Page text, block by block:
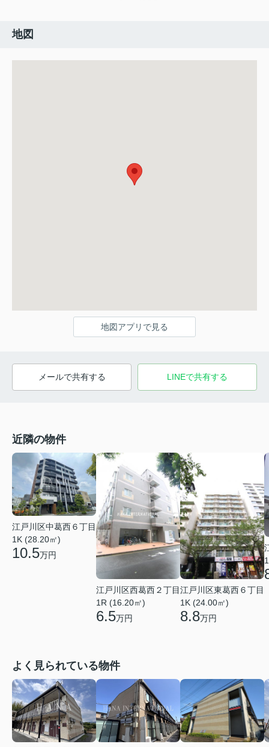
地図
地図アプリで見る
メールで共有する LINEで共有する
近隣の物件
江戸川区中葛西６丁目
1K (28.20㎡)
10.5万円
江戸川区西葛西２丁目
1R (16.20㎡)
6.5万円
江戸川区東葛西６丁目
1K (24.00㎡)
8.8万円
よく見られている物件